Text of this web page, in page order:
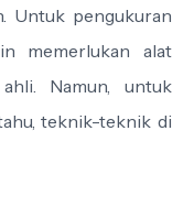
Untuk pengukuran
memerlukan alat
Namun, untuk
teknik-teknik di